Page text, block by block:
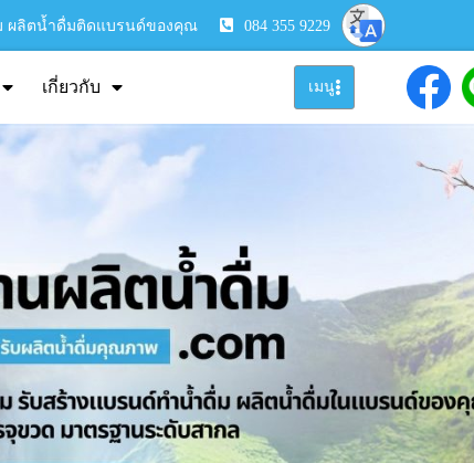
ผลิตน้ำดื่มติดแบรนด์ของคุณ 084 355 9229
เกี่ยวกับ เมนู